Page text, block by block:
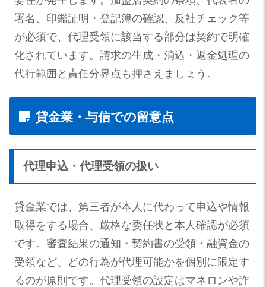
署名、印鑑証明・登記簿の確認、反社チェック等
が必須で、代理受領に該当する部分は契約で明確
化されています。請求の生成・消込・返金処理の
代行範囲と責任分界点も押さえましょう。
貸金業・与信での留意点
代理申込・代理受領の扱い
貸金業では、第三者が本人に代わって申込や情報
取得をする場合、厳格な委任状と本人確認が必須
です。審査結果の通知・契約書の受領・融資金の
受領など、どの行為が代理可能かを個別に限定す
るのが原則です。代理受領の設定はマネロンや詐